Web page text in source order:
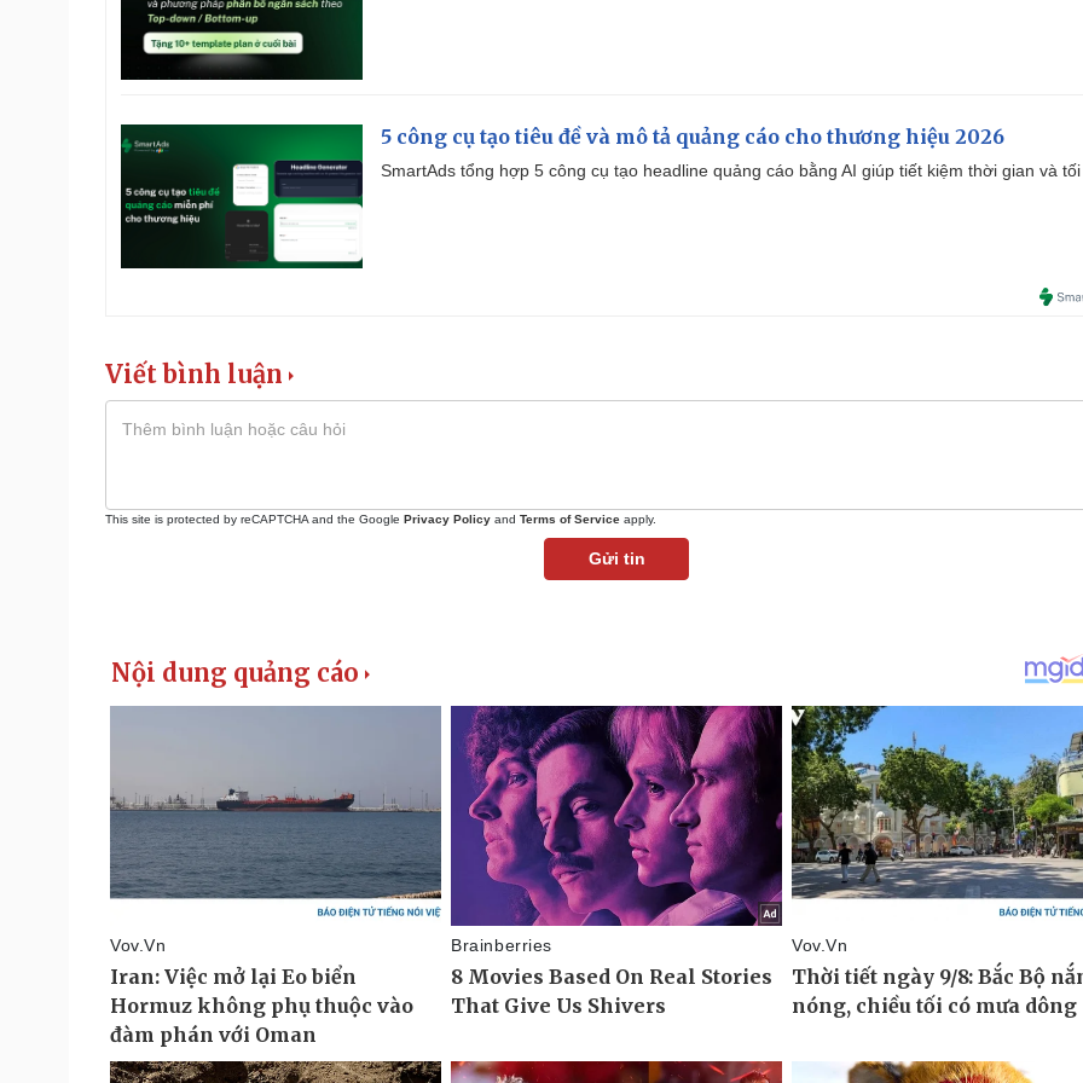
5 công cụ tạo tiêu đề và mô tả quảng cáo cho thương hiệu 2026
SmartAds tổng hợp 5 công cụ tạo headline quảng cáo bằng AI giúp tiết kiệm thời gian và
Viết bình luận
This site is protected by reCAPTCHA and the Google Privacy Policy and Terms of Service apply.
Gửi tin